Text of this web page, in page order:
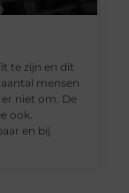
te zijn en dit
mensen
niet om. De
ook.
en bij